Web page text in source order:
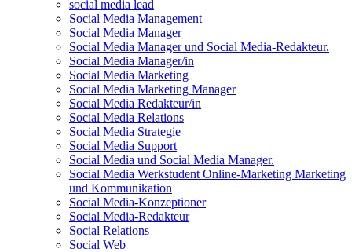
social media lead
Social Media Management
Social Media Manager
Social Media Manager und Social Media-Redakteur.
Social Media Manager/in
Social Media Marketing
Social Media Marketing Manager
Social Media Redakteur/in
Social Media Relations
Social Media Strategie
Social Media Support
Social Media und Social Media Manager.
Social Media Werkstudent Online-Marketing Marketing
und Kommunikation
Social Media-Konzeptioner
Social Media-Redakteur
Social Relations
Social Web